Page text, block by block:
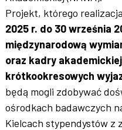
Projekt, którego
2025 r. do 30 września
międzynarodową
oraz kadry
krótkookresowych
będą mogli zdobywać
ośrodkach badawczych
Kielcach stypendystów z